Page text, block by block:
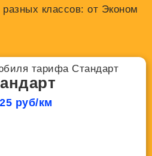
классов: от Эконом
руб/км